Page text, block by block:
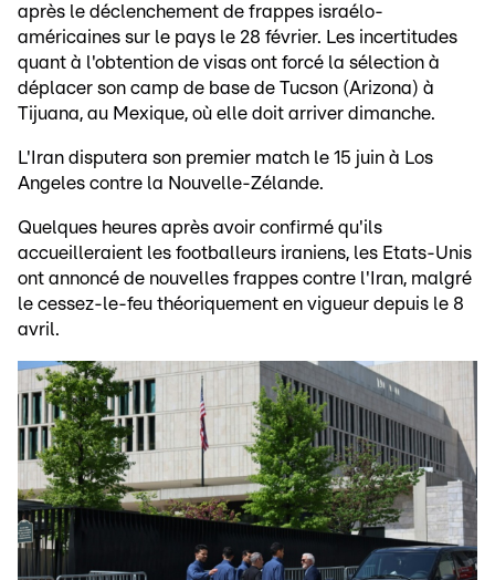
après le déclenchement de frappes israélo-
américaines sur le pays le 28 février. Les incertitudes
quant à l'obtention de visas ont forcé la sélection à
déplacer son camp de base de Tucson (Arizona) à
Tijuana, au Mexique, où elle doit arriver dimanche.
L'Iran disputera son premier match le 15 juin à Los
Angeles contre la Nouvelle-Zélande.
Quelques heures après avoir confirmé qu'ils
accueilleraient les footballeurs iraniens, les Etats-Unis
ont annoncé de nouvelles frappes contre l'Iran, malgré
le cessez-le-feu théoriquement en vigueur depuis le 8
avril.